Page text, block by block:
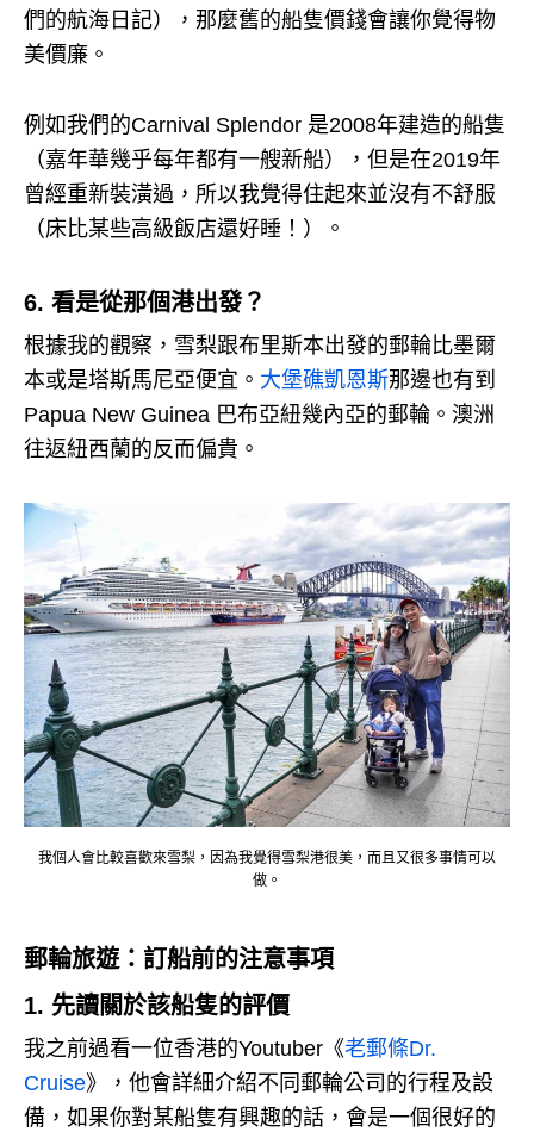
們的航海日記），那麼舊的船隻價錢會讓你覺得物
美價廉。
例如我們的Carnival Splendor 是2008年建造的船隻
（嘉年華幾乎每年都有一艘新船），但是在2019年
曾經重新裝潢過，所以我覺得住起來並沒有不舒服
（床比某些高級飯店還好睡！）。
6. 看是從那個港出發？
根據我的觀察，雪梨跟布里斯本出發的郵輪比墨爾
本或是塔斯馬尼亞便宜。 大堡礁凱恩斯那邊也有到
Papua New Guinea 巴布亞紐幾內亞的郵輪。 澳洲
往返紐西蘭的反而偏貴。
我個人會比較喜歡來雪梨，因為我覺得雪梨港很美，而且又很多事情可以
做。
郵輪旅遊：訂船前的注意事項
1. 先讀關於該船隻的評價
我之前過看一位香港的Youtuber《老郵條Dr.
Cruise》，他會詳細介紹不同郵輪公司的行程及設
備，如果你對某船隻有興趣的話，會是一個很好的